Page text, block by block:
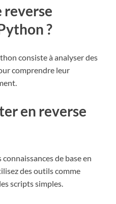
reverse
?
consiste à analyser des
comprendre leur
en reverse
de base en
des outils comme
scripts simples.